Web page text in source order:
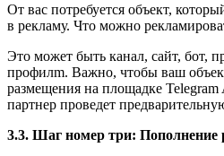
От вас потребуется объект,
в рекламу. Что можно
Это может быть канал, сайт, бот,
профилm. Важно, чтобы ваш
размещения на площадке
партнер проведет
3.3. Шаг номер три: Пополнение